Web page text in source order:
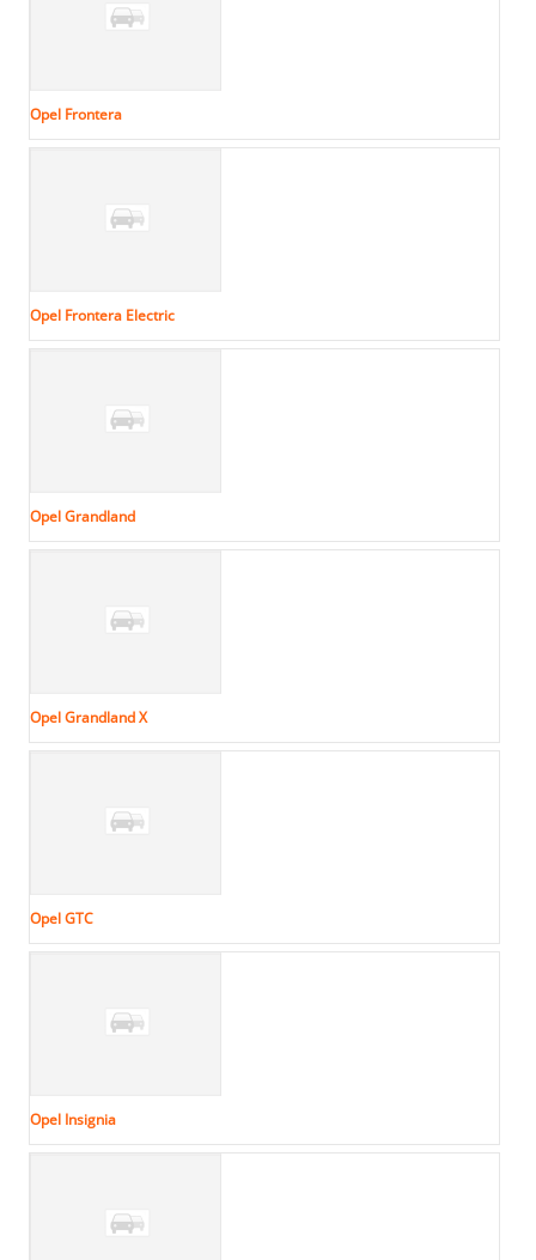
Opel Frontera
Opel Frontera Electric
Opel Grandland
Opel Grandland X
Opel GTC
Opel Insignia